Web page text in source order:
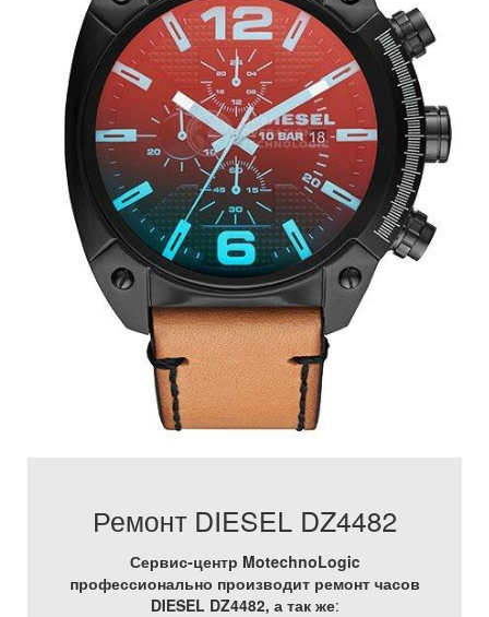
Ремонт DIESEL DZ4482
Сервис-центр MotechnoLogic
профессионально производит ремонт часов
DIESEL DZ4482, а так же: